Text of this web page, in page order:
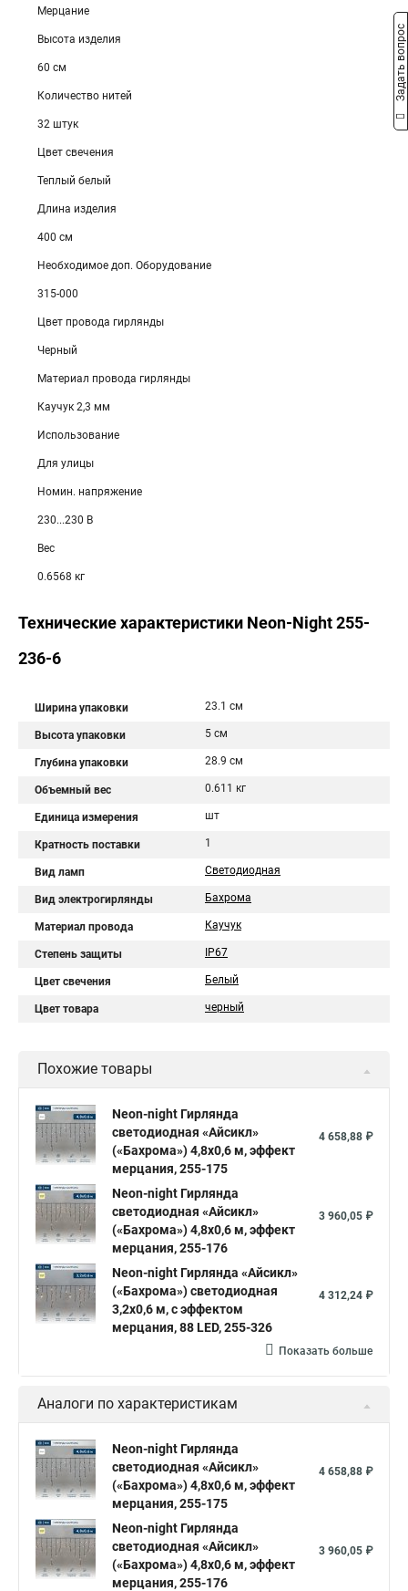
Мерцание
Высота изделия
60 см
Количество нитей
32 штук
Цвет свечения
Теплый белый
Длина изделия
400 см
Необходимое доп. Оборудование
315-000
Цвет провода гирлянды
Черный
Материал провода гирлянды
Каучук 2,3 мм
Использование
Для улицы
Номин. напряжение
230...230 В
Вес
0.6568 кг
Технические характеристики Neon-Night 255-
236-6
Ширина упаковки 23.1 см
Высота упаковки 5 см
Глубина упаковки 28.9 см
Объемный вес 0.611 кг
Единица измерения шт
Кратность поставки 1
Вид ламп Светодиодная
Вид электрогирлянды Бахрома
Материал провода Каучук
Степень защиты IP67
Цвет свечения Белый
Цвет товара черный
Похожие товары
Neon-night Гирлянда
светодиодная «Айсикл»
(«Бахрома») 4,8х0,6 м, эффект
мерцания, 255-175
4 658,88 ₽
Neon-night Гирлянда
светодиодная «Айсикл»
(«Бахрома») 4,8х0,6 м, эффект
мерцания, 255-176
3 960,05 ₽
Neon-night Гирлянда «Айсикл»
(«Бахрома») светодиодная
3,2х0,6 м, с эффектом
мерцания, 88 LED, 255-326
4 312,24 ₽
Показать больше
Аналоги по характеристикам
Neon-night Гирлянда
светодиодная «Айсикл»
(«Бахрома») 4,8х0,6 м, эффект
мерцания, 255-175
4 658,88 ₽
Neon-night Гирлянда
светодиодная «Айсикл»
(«Бахрома») 4,8х0,6 м, эффект
мерцания, 255-176
3 960,05 ₽
Задать вопрос